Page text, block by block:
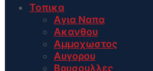
Τοπικα
Αγια Ναπα
Ακανθου
Αμμοχωστος
Αυγορου
Βρυσουλλες